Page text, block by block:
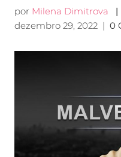
por Milena Dimitrova
|
dezembro 29, 2022| 0